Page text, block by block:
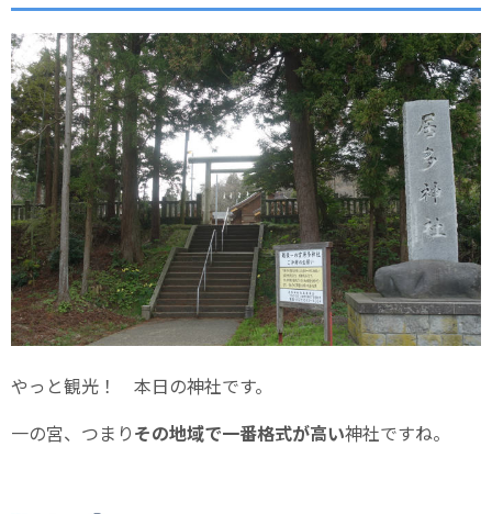
やっと観光！ 本日の神社です。
一の宮、つまりその地域で一番格式が高い神社ですね。